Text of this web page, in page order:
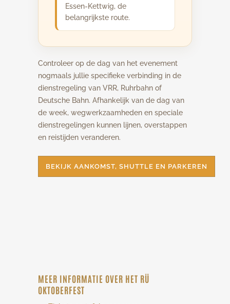
Essen-Kettwig, de
belangrijkste route.
Controleer op de dag van het evenement
nogmaals jullie specifieke verbinding in de
dienstregeling van VRR, Ruhrbahn of
Deutsche Bahn. Afhankelijk van de dag van
de week, wegwerkzaamheden en speciale
dienstregelingen kunnen lijnen, overstappen
en reistijden veranderen.
BEKIJK AANKOMST, SHUTTLE EN PARKEREN
MEER INFORMATIE OVER HET RÜ
OKTOBERFEST